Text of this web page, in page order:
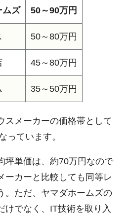
ムズ 50～90万円
50～80万円
45～80万円
35～50万円
スメーカーの価格帯として
っています。
坪単価は、約70万円なので
ーカーと比較しても同等レ
。ただ、ヤマダホームズの
けでなく、IT技術を取り入